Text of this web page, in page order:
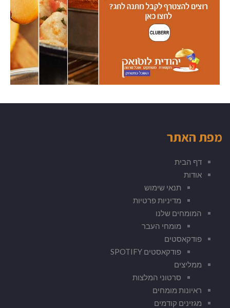
מפת האתר
דף הבית
אודות
תנאי שימוש
מדיניות פרטיות
המומחים שלנו
מומחי העבר
פודקאסטים
פודקאסטים SPOTIFY
ממליצים
סרטוני המלצות
ראיונות מומחים
מגזינים קודמים